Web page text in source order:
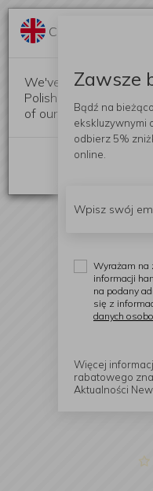
Change language?
We've detected that
Polish. Would you like
of our website?
Zawsze
Bądź na
ekskluzywnymi
odbierz 5%
online.
Wyrażam na
informacji
na podany
się z
danych
Więcej
rabatowego
Aktualności